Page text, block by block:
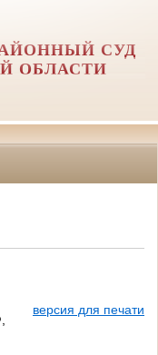
СУД
ОБЛАСТИ
версия для печати